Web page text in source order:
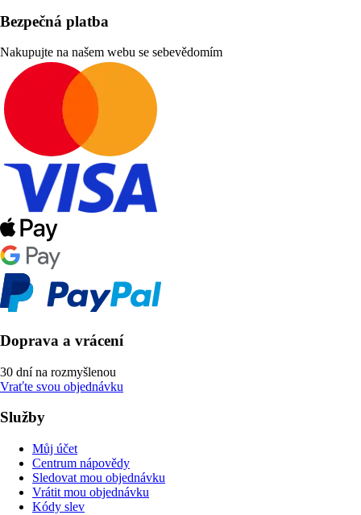
Bezpečná platba
Nakupujte na našem webu se sebevědomím
Doprava a vrácení
30 dní na rozmyšlenou
Vraťte svou objednávku
Služby
Můj účet
Centrum nápovědy
Sledovat mou objednávku
Vrátit mou objednávku
Kódy slev